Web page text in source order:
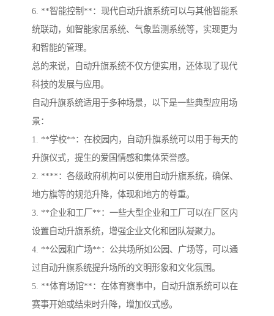
6. **智能控制**：现代自动升旗系统可以与其他智能系
统联动，如智能家居系统、气象监测系统等，实现更为
和智能的管理。
总的来说，自动升旗系统不仅方便实用，还体现了现代
科技的发展与应用。
自动升旗系统适用于多种场景，以下是一些典型应用场
景：
1. **学校**：在校园内，自动升旗系统可以用于每天的
升旗仪式，提生的爱国情感和集体荣誉感。
2. ****：各级政府机构可以使用自动升旗系统，确保、
地方旗等的规范升降，体现和地方的尊重。
3. **企业和工厂**：一些大型企业和工厂可以在厂区内
设置自动升旗系统，增强企业文化和团队凝聚力。
4. **公园和广场**：公共场所如公园、广场等，可以通
过自动升旗系统提升场所的文明形象和文化氛围。
5. **体育场馆**：在体育赛事中，自动升旗系统可以在
赛事开始或结束时升降，增加仪式感。